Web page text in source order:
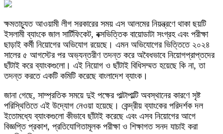
ক্ষমতাচ্যুত আওয়ামী লীগ সরকারের সময় এস আলমের নিয়ন্ত্রণে থাকা ছয়টি
ইসলামী ব্যাংকে জাল সার্টিফিকেট, বক্সভিত্তিক বায়োডাটা সংগ্রহ এবং পরীক্ষা
ছাড়াই কর্মী নিয়োগের অভিযোগ রয়েছে। এমন অভিযোগের ভিত্তিতে ২০২৪
সালের ৫ আগস্টের পর অভ্যন্তরীণ তদন্ত করে অবৈধভাবে নিয়োগপ্রাপ্তদের
ছাঁটাই করে ব্যাংকগুলো। এই নিয়োগ ও ছাঁটাই বিধিসম্মত হয়েছে কি না, তা
তদন্ত করতে একটি কমিটি করেছে বাংলাদেশ ব্যাংক।
জানা গেছে, সাম্প্রতিক সময়ে দুই পক্ষের পাল্টাপাল্টি অবস্থানের কারণে সৃষ্ট
পরিস্থিতিতে এই উদ্যোগ নেওয়া হয়েছে। কেন্দ্রীয় ব্যাংকের পরিদর্শক দল
ইতোমধ্যে ব্যাংকগুলো কীভাবে ছাঁটাই করেছে এবং এসব নিয়োগের আগে
বিজ্ঞপ্তি প্রকাশ, প্রতিযোগিতামূলক পরীক্ষা ও শিক্ষাগত সনদ যাচাই করা